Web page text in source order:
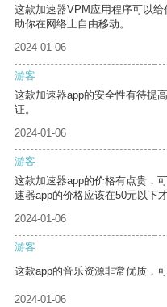
这款加速器VPM应用程序可以
助你在网络上自由移动。
2024-01-06
游客
这款加速器app的安全性有待提
证。
2024-01-06
游客
这款加速器app的价格有点贵，
速器app的价格应该在50元以下
2024-01-06
游客
这款app的音乐资源非常优质，
2024-01-06